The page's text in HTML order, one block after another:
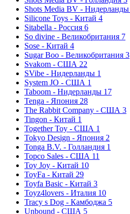
Shots Media BV - Нидерланды
Silicone Toys - Китай 4
Sitabella - Россия 6
So divine - Великобритания 7
Sose - Китай 4
Sugar Boo - Великобритания 3
Svakom - США 22
SVibe - Нидерланды 1
System JO - США 1
Taboom - Нидерланды 17
Tenga - Япония 28
The Rabbit Company - США 3
Tingon - Китай 1
Together Toy - США 1
Tokyo Design - Япония 2
Tonga B.V. - Голландия 1
Topco Sales - США 11
Toy Joy - Китай 10
ToyFa - Китай 29
Toyfa Basic - Китай 3
Toyz4lovers - Италия 10
Tracy s Dog - Камбоджа 5
Unbound - США 5